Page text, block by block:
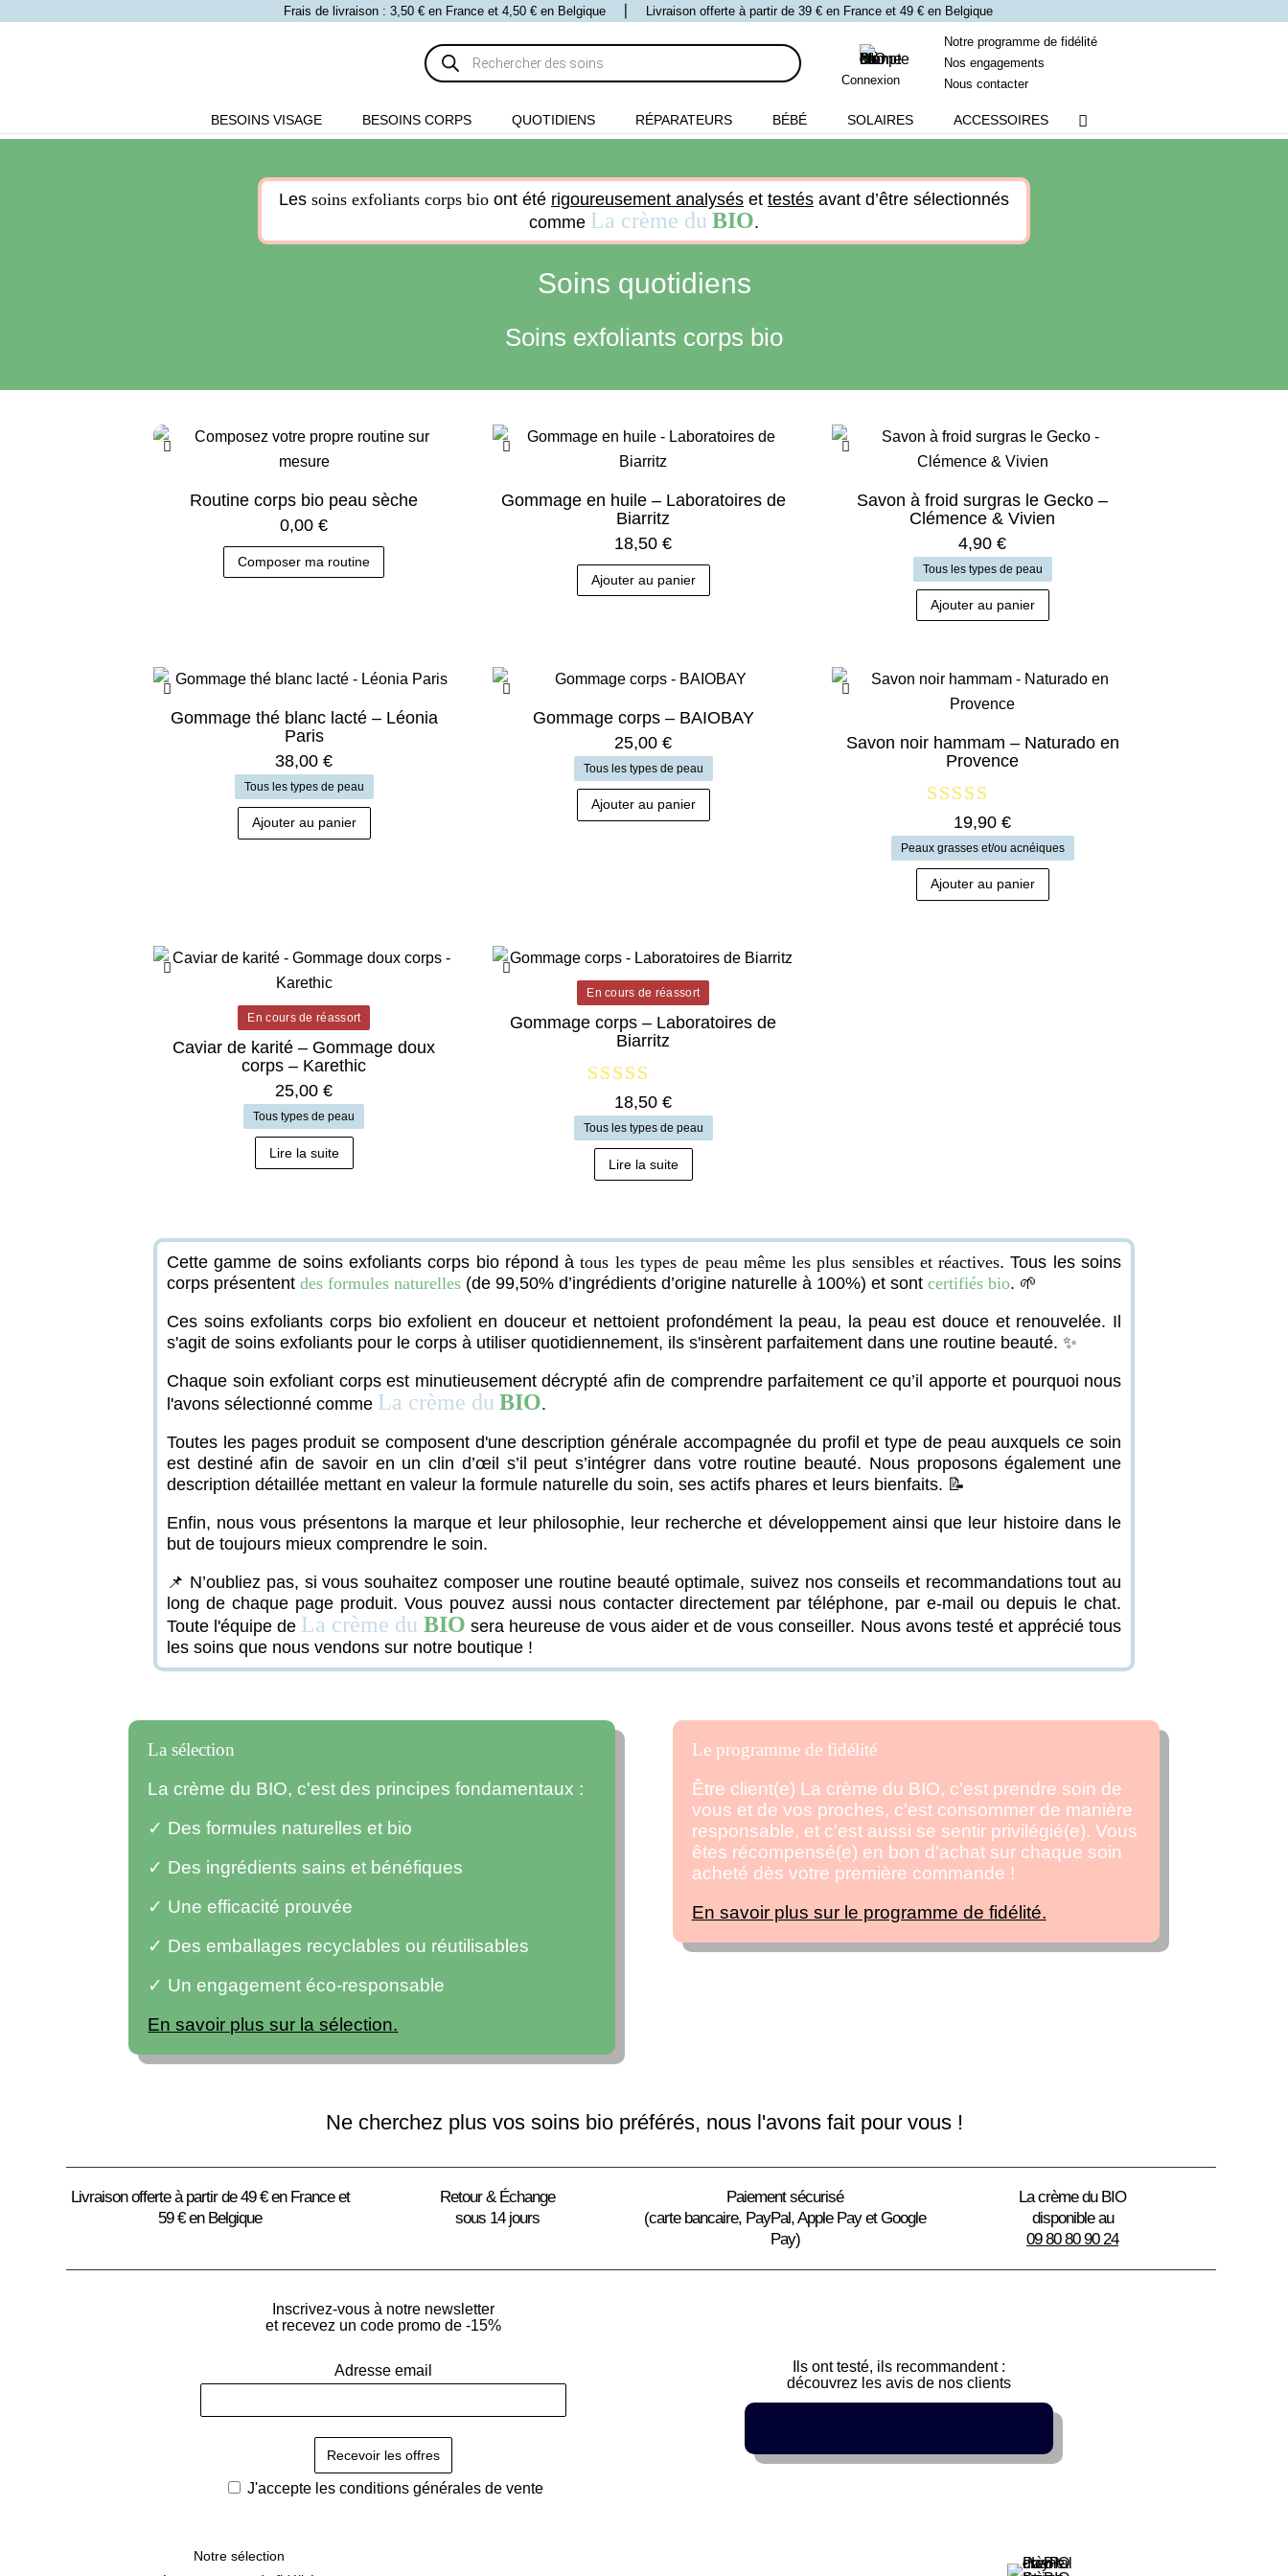
Frais de livraison : 3,50 € en France et 4,50 € en Belgique ⎪ Livraison offerte à partir de 39 € en France et 49 € en Belgique
Recherche
de
produits
Connexion
Notre programme de fidélité
Nos engagements
Nous contacter
BESOINS VISAGE BESOINS CORPS QUOTIDIENS RÉPARATEURS BÉBÉ SOLAIRES ACCESSOIRES
Les soins exfoliants corps bioont été rigoureusement analyséset testésavant d’être sélectionnés
comme La crème du BIO.
Soins quotidiens
Soins exfoliants corps bio
Routine corps bio peau sèche
0,00€
Composer ma routine
Gommage en huile – Laboratoires de
Biarritz
18,50€
Ajouter au panier
Savon à froid surgras le Gecko –
Clémence & Vivien
4,90 €
Tous les types de peau
Ajouter au panier
Gommage thé blanc lacté – Léonia
Paris
38,00€
Tous les types de peau
Ajouter au panier
Gommage corps – BAIOBAY
25,00€
Tous les types de peau
Ajouter au panier
Savon noir hammam – Naturado en
Provence
Note
5.00
sur 5
19,90 €
Peaux grasses et/ou acnéiques
Ajouter au panier
En cours de réassort
Caviar de karité – Gommage doux
corps – Karethic
25,00€
Tous types de peau
Lire la suite
En cours de réassort
Gommage corps – Laboratoires de
Biarritz
Note
5.00
sur 5
18,50€
Tous les types de peau
Lire la suite
Cette gamme de soins exfoliants corps bio répond àtous les types de peau même les plus sensibles et réactives. Tous les soins
corps présentent des formules naturelles (de 99,50% d’ingrédients d’origine naturelle à 100%) et sont certifiés bio. 🌱
Ces soins exfoliants corps bioexfolient en douceur et nettoient profondément la peau, la peau est douce et renouvelée. Il
s'agit de soins exfoliants pour le corps à utiliser quotidiennement, ils s'insèrent parfaitement dans une routine beauté. ✨
Chaque soin exfoliant corps est minutieusement décrypté afin de comprendre parfaitement ce qu’il apporte et pourquoi nous
l'avons sélectionné comme La crème du BIO.
Toutes les pages produit se composent d'une description générale accompagnée du profil et type de peau auxquels ce soin
est destiné afin de savoir en un clin d’œil s’il peut s’intégrer dans votre routine beauté. Nous proposons également une
description détaillée mettant en valeur la formule naturelle du soin, ses actifs phares et leurs bienfaits. 📝
Enfin, nous vous présentons la marque et leur philosophie, leur recherche et développement ainsi que leur histoire dans le
but de toujours mieux comprendre le soin.
📌 N’oubliez pas, si vous souhaitez composer une routine beauté optimale, suivez nos conseils et recommandations tout au
long de chaque page produit. Vous pouvez aussi nous contacter directement par téléphone, par e-mail ou depuis le chat.
Toute l'équipe de La crème du BIO sera heureuse de vous aider et de vous conseiller. Nous avons testé et apprécié tous
les soins que nous vendons sur notre boutique !
La sélection
La crème du BIO, c'est des principes fondamentaux :
✓ Des formules naturelles et bio
✓ Des ingrédients sains et bénéfiques
✓ Une efficacité prouvée
✓ Des emballages recyclables ou réutilisables
✓ Un engagement éco-responsable
En savoir plus sur la sélection.
Le programme de fidélité
Être client(e) La crème du BIO, c'est prendre soin de
vous et de vos proches, c'est consommer de manière
responsable, et c'est aussi se sentir privilégié(e). Vous
êtes récompensé(e) en bon d'achat sur chaque soin
acheté dès votre première commande !
En savoir plus sur le programme de fidélité.
Ne cherchez plus vos soins bio préférés, nous l'avons fait pour vous !
Livraison offerte à partir de 49 € en France et
59 € en Belgique
Retour & Échange
sous 14 jours
Paiement sécurisé
(carte bancaire, PayPal, Apple Pay et Google
Pay)
La crème du BIO
disponible au
09 80 80 90 24
Inscrivez-vous à notre newsletter
et recevez un code promo de -15%
Adresse email
J'accepte les conditions générales de vente
Ils ont testé, ils recommandent :
découvrez les avis de nos clients
Notre sélection